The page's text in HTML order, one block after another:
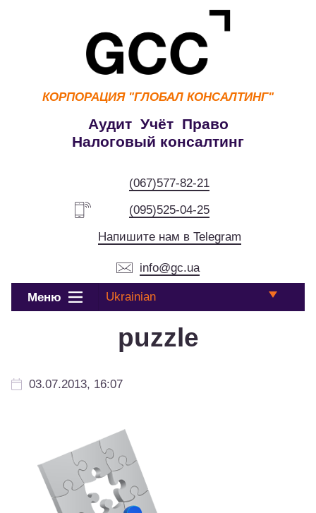
КОРПОРАЦИЯ "ГЛОБАЛ КОНСАЛТИНГ"
Аудит Учёт Право
Налоговый консалтинг
(067)577-82-21
(095)525-04-25
Напишите нам в Telegram
info@gc.ua
Меню Ukrainian
puzzle
03.07.2013, 16:07